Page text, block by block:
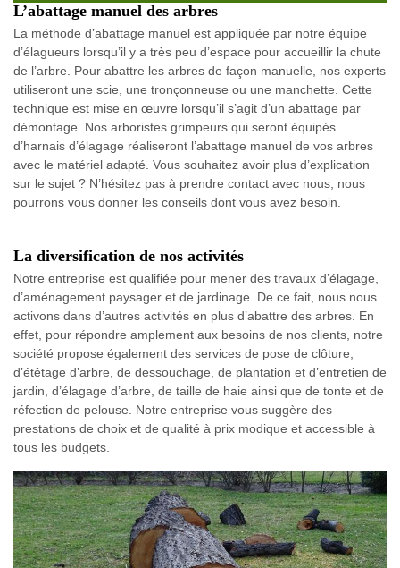
L’abattage manuel des arbres
La méthode d’abattage manuel est appliquée par notre équipe
d’élagueurs lorsqu’il y a très peu d’espace pour accueillir la chute
de l’arbre. Pour abattre les arbres de façon manuelle, nos experts
utiliseront une scie, une tronçonneuse ou une manchette. Cette
technique est mise en œuvre lorsqu’il s’agit d’un abattage par
démontage. Nos arboristes grimpeurs qui seront équipés
d’harnais d’élagage réaliseront l’abattage manuel de vos arbres
avec le matériel adapté. Vous souhaitez avoir plus d’explication
sur le sujet ? N’hésitez pas à prendre contact avec nous, nous
pourrons vous donner les conseils dont vous avez besoin.
La diversification de nos activités
Notre entreprise est qualifiée pour mener des travaux d’élagage,
d’aménagement paysager et de jardinage. De ce fait, nous nous
activons dans d’autres activités en plus d’abattre des arbres. En
effet, pour répondre amplement aux besoins de nos clients, notre
société propose également des services de pose de clôture,
d’étêtage d’arbre, de dessouchage, de plantation et d’entretien de
jardin, d’élagage d’arbre, de taille de haie ainsi que de tonte et de
réfection de pelouse. Notre entreprise vous suggère des
prestations de choix et de qualité à prix modique et accessible à
tous les budgets.